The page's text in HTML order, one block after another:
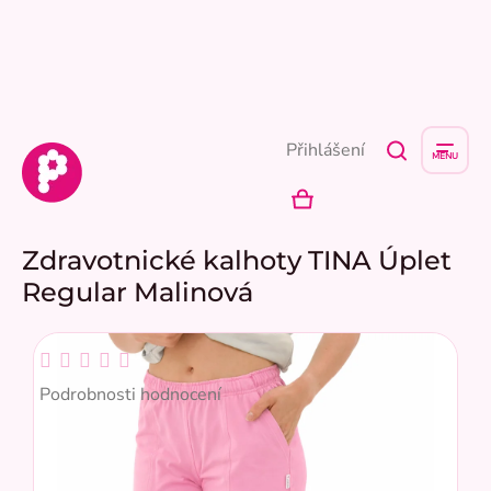
Přihlášení
NÁKUPNÍ
Zdravotnické kalhoty TINA Úplet
Regular Malinová
Průměrné
hodnocení
Podrobnosti hodnocení